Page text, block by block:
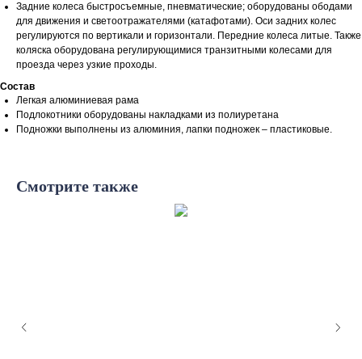
Задние колеса быстросъемные, пневматические; оборудованы ободами
для движения и светоотражателями (катафотами). Оси задних колес
регулируются по вертикали и горизонтали. Передние колеса литые. Также
коляска оборудована регулирующимися транзитными колесами для
проезда через узкие проходы.
Состав
Легкая алюминиевая рама
Подлокотники оборудованы накладками из полиуретана
Подножки выполнены из алюминия, лапки подножек – пластиковые.
Смотрите также